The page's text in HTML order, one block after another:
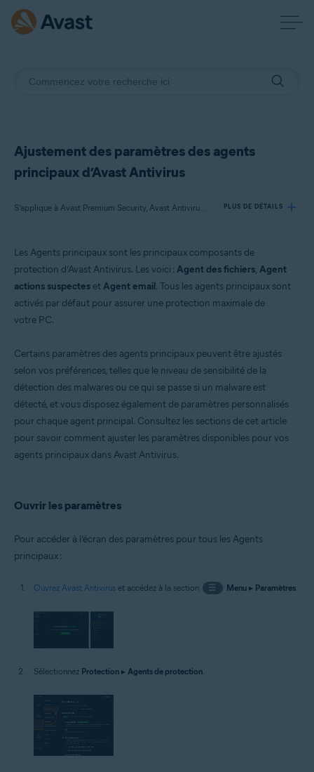
Ajustement des paramètres des agents
principaux d’Avast Antivirus
S’applique à Avast Premium Security, Avast Antivirus Gratuit PLUS DE DÉTAILS
Produits:
Avast Antivirus Gratuit
Systèmes d'exploitation:
Les Agents principaux sont les principaux composants de
protection d’Avast Antivirus. Les voici : Agent des fichiers, Agent
actions suspectes etAgent email. Tous les agents principaux sont
activés par défaut pour assurer une protection maximale de
votre PC.
Certains paramètres des agents principaux peuvent être ajustés
selon vos préférences, telles que le niveau de sensibilité de la
détection des malwares ou ce qui se passe si un malware est
détecté, et vous disposez également de paramètres personnalisés
pour chaque agent principal. Consultez les sections de cet article
pour savoir comment ajuster les paramètres disponibles pour vos
agents principaux dans Avast Antivirus.
Ouvrir les paramètres
Pour accéder à l’écran des paramètres pour tous les Agents
principaux :
Ouvrez Avast Antivirus et accédez à la section ☰ Menu▸ Paramètres.
Sélectionnez Protection ▸ Agents de protection.